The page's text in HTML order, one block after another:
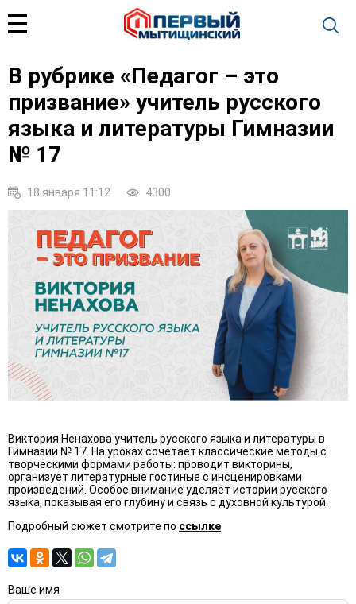
В рубрике «Педагог – это
призвание» учитель русского
языка и литературы Гимназии
№ 17
18 января 11:12 4300
Виктория Ненахова учитель русского языка и литературы в
Гимназии № 17. На уроках сочетает классические методы с
творческими формами работы: проводит викторины,
организует литературные гостиные с инсценировками
произведений. Особое внимание уделяет истории русского
языка, показывая его глубину и связь с духовной культурой.
Подробный сюжет смотрите по ссылке
Ваше имя